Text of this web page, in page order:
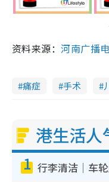
资料来源：河南广播
痛症 手术
港生活人
1